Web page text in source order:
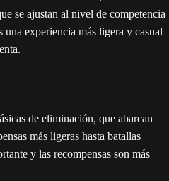
se ajustan al nivel de competencia
una experiencia más ligera y casual
de eliminación, que abarcan
más ligeras hasta batallas
y las recompensas son más